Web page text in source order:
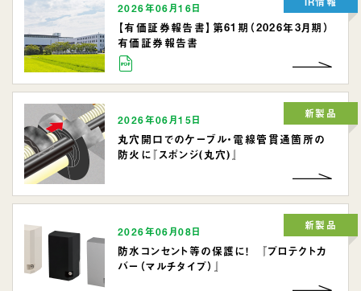
2026年06月16日
【有価証券報告書】第61期（2026年3月期）
有価証券報告書
2026年06月15日
丸穴開口でのケーブル・電線管貫通箇所の
防火に『スポンジ(丸穴)』
新製品
2026年06月08日
防水コンセント等の保護に！ 『プロテクトカ
バー（マルチタイプ）』
新製品